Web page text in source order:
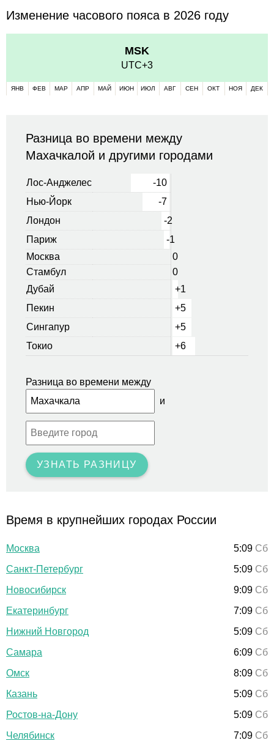
Изменение часового пояса в 2026 году
MSK
UTC+3
ЯНВ ФЕВ МАР АПР МАЙ ИЮН ИЮЛ АВГ СЕН ОКТ НОЯ ДЕК
Разница во времени между
Махачкалой и другими городами
Лос-Анджелес
-10
Нью-Йорк
-7
Лондон
-2
Париж
-1
Москва
0
Стамбул
0
Дубай
+1
Пекин
+5
Сингапур
+5
Токио
+6
Разница во времени между
и
УЗНАТЬ РАЗНИЦУ
Время в крупнейших городах России
Москва 5:09 Сб
Санкт-Петербург
5:09 Сб
Новосибирск
9:09 Сб
Екатеринбург
7:09 Сб
Нижний Новгород
5:09 Сб
Самара
6:09 Сб
Омск
8:09 Сб
Казань
5:09 Сб
Ростов-на-Дону
5:09 Сб
Челябинск
7:09 Сб